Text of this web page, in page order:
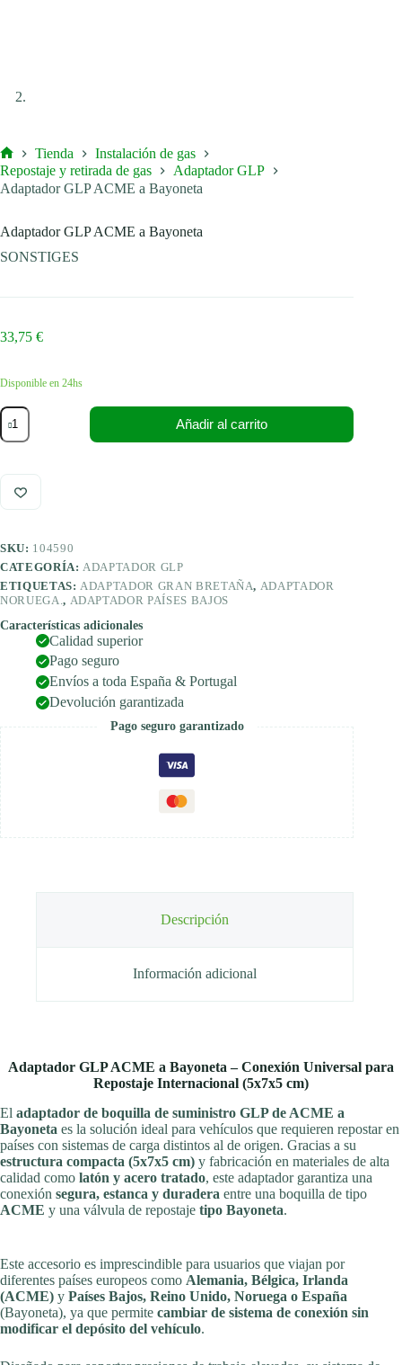
Inicio
Tienda
Instalación de gas
Repostaje y retirada de gas
Adaptador GLP
Adaptador GLP ACME a Bayoneta
Adaptador GLP ACME a Bayoneta
SONSTIGES
33,75 €
Disponible en 24hs
Adaptador
GLP
ACME
Bayoneta
cantidad
Añadir al carrito
SKU: 104590
CATEGORÍA: ADAPTADOR GLP
ETIQUETAS: ADAPTADOR GRAN BRETAÑA, ADAPTADOR
NORUEGA., ADAPTADOR PAÍSES BAJOS
Características adicionales
Calidad superior
Pago seguro
Envíos a toda España & Portugal
Devolución garantizada
Pago seguro garantizado
Descripción
Información adicional
Adaptador GLP ACME a Bayoneta – Conexión Universal para
Repostaje Internacional (5x7x5 cm)
El adaptador de boquilla de suministro GLP de ACME a
Bayoneta es la solución ideal para vehículos que requieren repostar en
países con sistemas de carga distintos al de origen. Gracias a su
estructura compacta (5x7x5 cm) y fabricación en materiales de alta
calidad como latón y acero tratado, este adaptador garantiza una
conexión segura, estanca y duradera entre una boquilla de tipo
ACME y una válvula de repostaje tipo Bayoneta.
Este accesorio es imprescindible para usuarios que viajan por
diferentes países europeos como Alemania, Bélgica, Irlanda
(ACME) y Países Bajos, Reino Unido, Noruega o España
(Bayoneta), ya que permite cambiar de sistema de conexión sin
modificar el depósito del vehículo.